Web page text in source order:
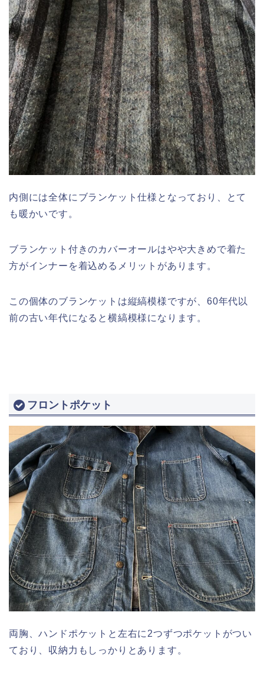
内側には全体にブランケット仕様となっており、とて
も暖かいです。
ブランケット付きのカバーオールはやや大きめで着た
方がインナーを着込めるメリットがあります。
この個体のブランケットは縦縞模様ですが、60年代以
前の古い年代になると横縞模様になります。
フロントポケット
両胸、ハンドポケットと左右に2つずつポケットがつい
ており、収納力もしっかりとあります。